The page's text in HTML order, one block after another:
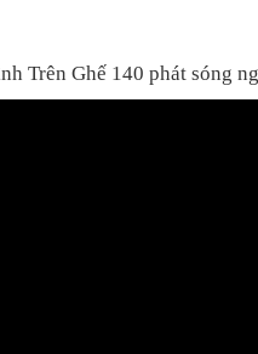
Trên Ghế 140 phát sóng